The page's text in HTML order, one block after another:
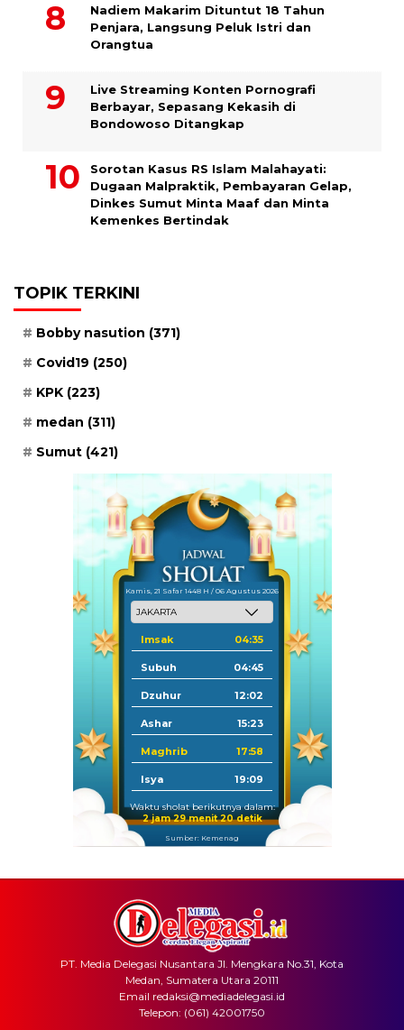
​Nadiem Makarim Dituntut 18 Tahun
Penjara, Langsung Peluk Istri dan
Orangtua
Live Streaming Konten Pornografi
Berbayar, Sepasang Kekasih di
Bondowoso Ditangkap
Sorotan Kasus RS Islam Malahayati:
Dugaan Malpraktik, Pembayaran Gelap,
Dinkes Sumut Minta Maaf dan Minta
Kemenkes Bertindak
TOPIK TERKINI
Bobby nasution (371)
Covid19 (250)
KPK (223)
medan (311)
Sumut (421)
Kamis, 21 Safar 1448 H / 06 Agustus 2026
Imsak 04:35
Subuh 04:45
Dzuhur 12:02
Ashar 15:23
Maghrib 17:58
Isya 19:09
Waktu sholat berikutnya dalam:
2 jam 29 menit 19 detik
Sumber: Kemenag
PT. Media Delegasi Nusantara Jl. Mengkara No.31, Kota
Medan, Sumatera Utara 20111
Email redaksi@mediadelegasi.id
Telepon: (061) 42001750